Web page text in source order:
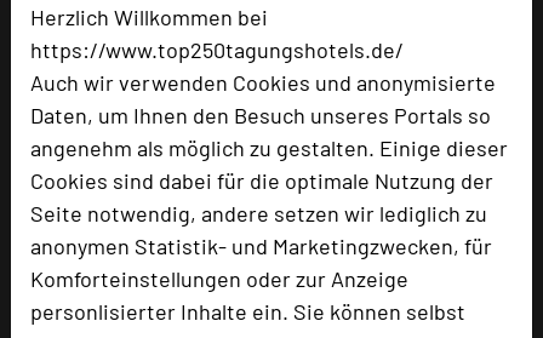
Herzlich Willkommen bei
https://www.top250tagungshotels.de/
Auch wir verwenden Cookies und anonymisierte
Daten, um Ihnen den Besuch unseres Portals so
angenehm als möglich zu gestalten. Einige dieser
Cookies sind dabei für die optimale Nutzung der
Seite notwendig, andere setzen wir lediglich zu
anonymen Statistik- und Marketingzwecken, für
Komforteinstellungen oder zur Anzeige
personlisierter Inhalte ein. Sie können selbst
Reihenbestuhlung
Tagungsräume
Ausstellungsfläche 420 qm
Zimmer
54
Doppelzimmer
Besonders geeignet für